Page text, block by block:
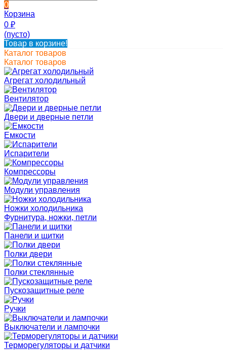
0
Корзина
0 ₽
(пусто)
Товар в корзине!
Каталог товаров
Каталог товаров
Агрегат холодильный
Вентилятор
Двери и дверные петли
Емкости
Испарители
Компрессоры
Модули управления
Ножки холодильника
Фурнитура, ножки, петли
Панели и щитки
Полки двери
Полки стеклянные
Пускозащитные реле
Ручки
Выключатели и лампочки
Терморегуляторы и датчики